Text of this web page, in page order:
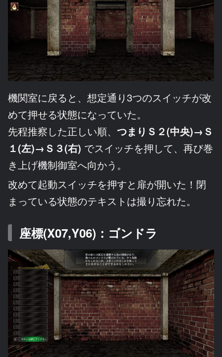
機関室に戻ると、想定通り3つのスイッチが改
めて押せる状態になっていた。
先程推察した正しい順、 つまりＳ２(中央)→Ｓ
１(左)→Ｓ３(右) でスイッチを押して、再び巻
き上げ機制御室へ向かう。
改めて起動スイッチを押すと扉が開いた！閉
まっている状態のテキストは撮り忘れた。
座標(X07,Y06)：ゴンドラ